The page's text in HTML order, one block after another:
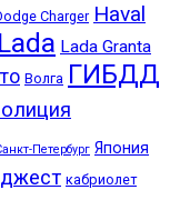
Charger Haval
Lada Lada Granta
Волга ГИБДД
Петербург Япония
кабриолет